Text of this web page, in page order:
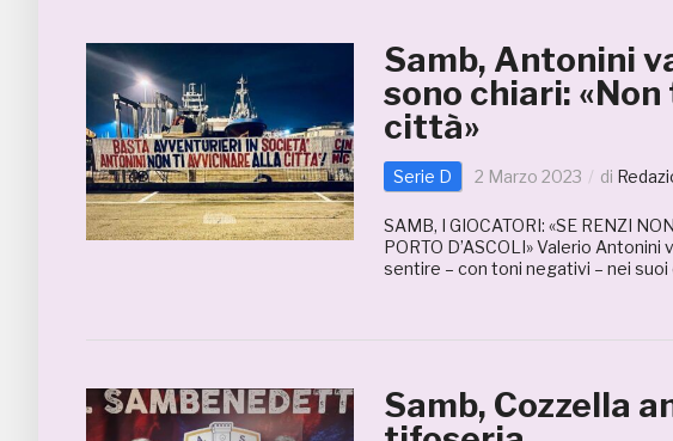
Samb, Antonini
sono chiari:
città»
Serie D 2 Marzo 2023 di
SAMB, I GIOCATORI: «SE RENZI
PORTO D’ASCOLI» Valerio
sentire – con toni negativi – nei
Samb, Cozzella